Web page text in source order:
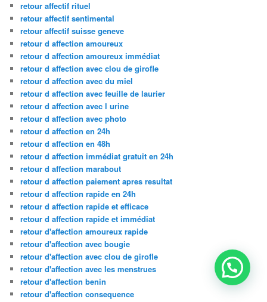
retour affectif rituel
retour affectif sentimental
retour affectif suisse geneve
retour d affection amoureux
retour d affection amoureux immédiat
retour d affection avec clou de girofle
retour d affection avec du miel
retour d affection avec feuille de laurier
retour d affection avec l urine
retour d affection avec photo
retour d affection en 24h
retour d affection en 48h
retour d affection immédiat gratuit en 24h
retour d affection marabout
retour d affection paiement apres resultat
retour d affection rapide en 24h
retour d affection rapide et efficace
retour d affection rapide et immédiat
retour d'affection amoureux rapide
retour d'affection avec bougie
retour d'affection avec clou de girofle
retour d'affection avec les menstrues
retour d'affection benin
retour d'affection consequence